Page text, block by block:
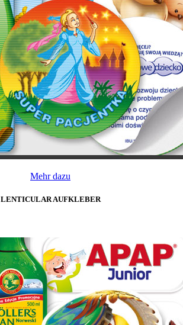
Mehr dazu
LENTICULAR AUFKLEBER